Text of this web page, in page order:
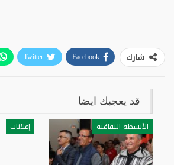
شارك Facebook
Twitter
قد يعجبك ايضا
الأنشطة التقافية إعلانات